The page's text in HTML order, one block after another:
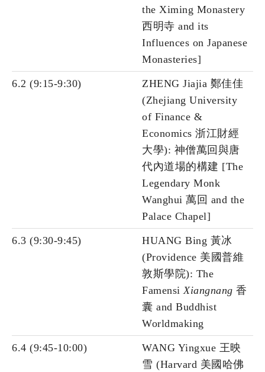
the Ximing Monastery
西明寺 and its
Influences on Japanese
Monasteries]
6.2 (9:15-9:30)
ZHENG Jiajia 鄭佳佳
(Zhejiang University
of Finance &
Economics 浙江財經
大學): 神僧萬回與唐
代內道場的構建 [The
Legendary Monk
Wanghui 萬回 and the
Palace Chapel]
6.3 (9:30-9:45)
HUANG Bing 黃冰
(Providence 美國普維
敦斯學院): The
FamensiXiangnang 香
囊 and Buddhist
Worldmaking
6.4 (9:45-10:00)
WANG Yingxue 王映
雪 (Harvard 美國哈佛